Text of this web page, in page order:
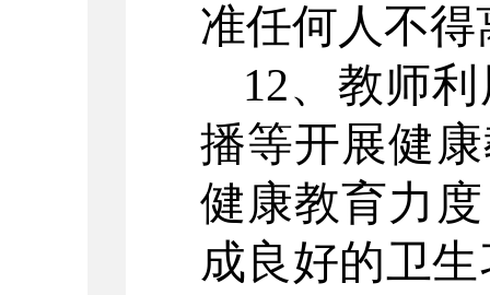
准任何人不得
12、教师
播等开展健
健康教育力
成良好的卫